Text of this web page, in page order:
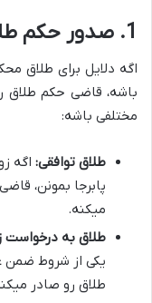
1. صدور حکم طلاق: پایان یک رابطه
اگه دلایل برای طلاق
باشه، قاضی حکم طلاق
مختلفی باشه:
طلاق توافقی: اگه
پابرجا بمونن،
میکنه.
طلاق به درخواست
یکی از شروط ضمن
طلاق رو صادر